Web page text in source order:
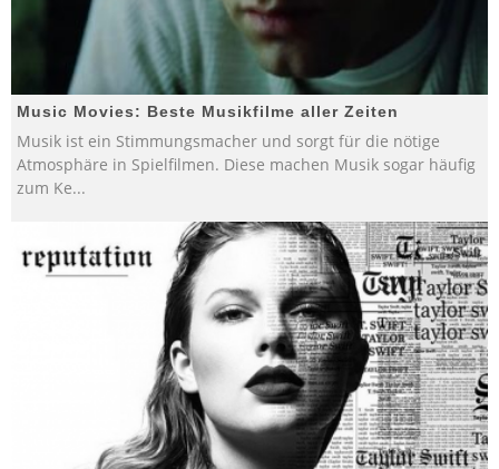
Music Movies: Beste Musikfilme aller Zeiten
Musik ist ein Stimmungsmacher und sorgt für die nötige
Atmosphäre in Spielfilmen. Diese machen Musik sogar häufig
zum Ke...